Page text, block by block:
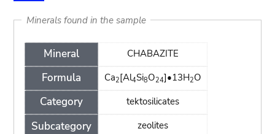
Minerals found in the sample
Mineral
Formula
Category
Subcategory
CHABAZITE
Ca2[Al4Si8O24]•13H2O
tektosilicates
zeolites